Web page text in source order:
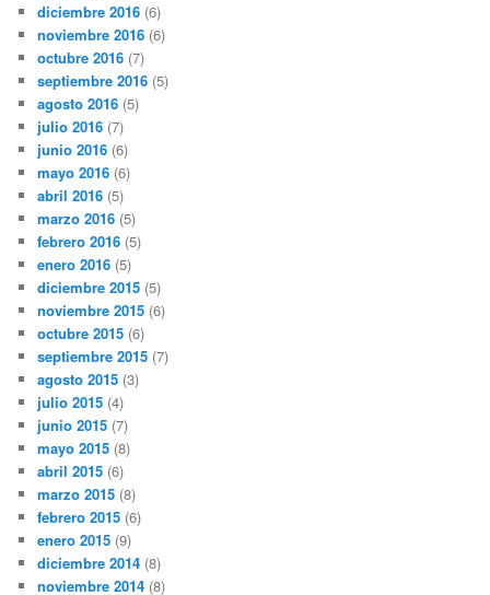
diciembre 2016 (6)
noviembre 2016 (6)
octubre 2016 (7)
septiembre 2016 (5)
agosto 2016 (5)
julio 2016 (7)
junio 2016 (6)
mayo 2016 (6)
abril 2016 (5)
marzo 2016 (5)
febrero 2016 (5)
enero 2016 (5)
diciembre 2015 (5)
noviembre 2015 (6)
octubre 2015 (6)
septiembre 2015 (7)
agosto 2015 (3)
julio 2015 (4)
junio 2015 (7)
mayo 2015 (8)
abril 2015 (6)
marzo 2015 (8)
febrero 2015 (6)
enero 2015 (9)
diciembre 2014 (8)
noviembre 2014 (8)